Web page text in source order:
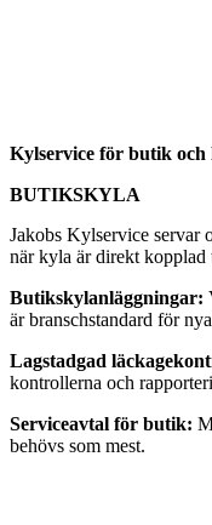
Kylservice för butik och
BUTIKSKYLA
Jakobs Kylservice servar
när kyla är direkt kopplad
Butikskylanläggningar:
är branschstandard för
Lagstadgad
kontrollerna och
Serviceavtal för butik:
behövs som mest.